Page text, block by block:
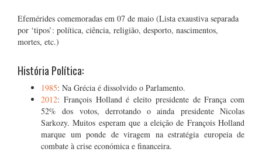
Efemérides comemoradas em 07 de maio (Lista exaustiva separada
por ‘tipos’: política, ciência, religião, desporto, nascimentos,
mortes, etc.)
História Política:
1985: Na Grécia é dissolvido o Parlamento.
2012: François Holland é eleito presidente de França com
52% dos votos, derrotando o ainda presidente Nicolas
Sarkozy. Muitos esperam que a eleição de François Holland
marque um ponde de viragem na estratégia europeia de
combate à crise económica e financeira.